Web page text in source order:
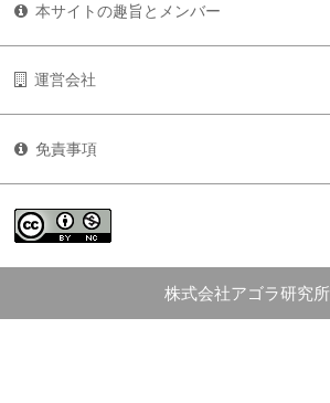
本サイトの趣旨とメンバー
運営会社
免責事項
株式会社アゴラ研究所